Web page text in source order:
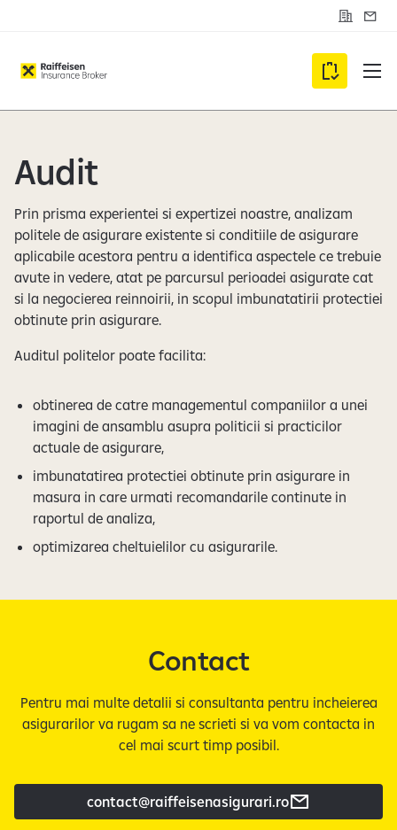
C
c
S
i
z
C
i
i
c
l
i
Audit
Prin prisma experientei si expertizei noastre, analizam
politele de asigurare existente si conditiile de asigurare
aplicabile acestora pentru a identifica aspectele ce trebuie
avute in vedere, atat pe parcursul perioadei asigurate cat
si la negocierea reinnoirii, in scopul imbunatatirii protectiei
obtinute prin asigurare.
Auditul politelor poate facilita:
obtinerea de catre managementul companiilor a unei
imagini de ansamblu asupra politicii si practicilor
actuale de asigurare,
imbunatatirea protectiei obtinute prin asigurare in
masura in care urmati recomandarile continute in
raportul de analiza,
optimizarea cheltuielilor cu asigurarile.
Contact
Pentru mai multe detalii si consultanta pentru incheierea
asigurarilor va rugam sa ne scrieti si va vom contacta in
cel mai scurt timp posibil.
contact@raiffeisenasigurari.ro